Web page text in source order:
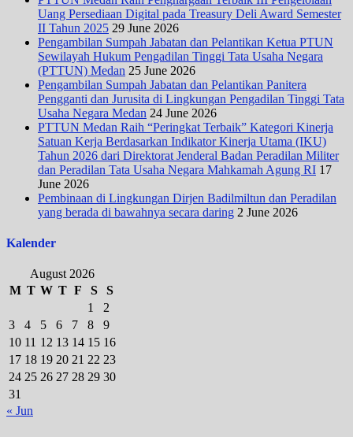
Uang Persediaan Digital pada Treasury Deli Award Semester
II Tahun 2025 29 June 2026
Pengambilan Sumpah Jabatan dan Pelantikan Ketua PTUN
Sewilayah Hukum Pengadilan Tinggi Tata Usaha Negara
(PTTUN) Medan 25 June 2026
Pengambilan Sumpah Jabatan dan Pelantikan Panitera
Pengganti dan Jurusita di Lingkungan Pengadilan Tinggi Tata
Usaha Negara Medan 24 June 2026
PTTUN Medan Raih “Peringkat Terbaik” Kategori Kinerja
Satuan Kerja Berdasarkan Indikator Kinerja Utama (IKU)
Tahun 2026 dari Direktorat Jenderal Badan Peradilan Militer
dan Peradilan Tata Usaha Negara Mahkamah Agung RI 17
June 2026
Pembinaan di Lingkungan Dirjen Badilmiltun dan Peradilan
yang berada di bawahnya secara daring 2 June 2026
Kalender
August 2026
M T W T F S
S
1
2
3
4 5 6 7 8
9
10 11 12 13 14 15 16
17 18 19 20 21 22 23
24 25 26 27 28 29 30
31
« Jun